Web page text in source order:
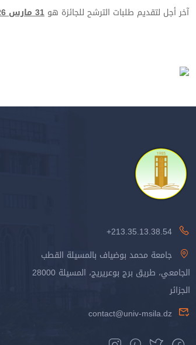
آخر أجل لتقديم طلبات الترشح للجائزة هو 31 مارس 2026
213.35.13.38.54+
جامعة محمد بوضياف بالمسيلة القطب
الجامعي، طريق برج بوعريريج، المسيلة 28000
الجزائر
contact@univ-msila.dz